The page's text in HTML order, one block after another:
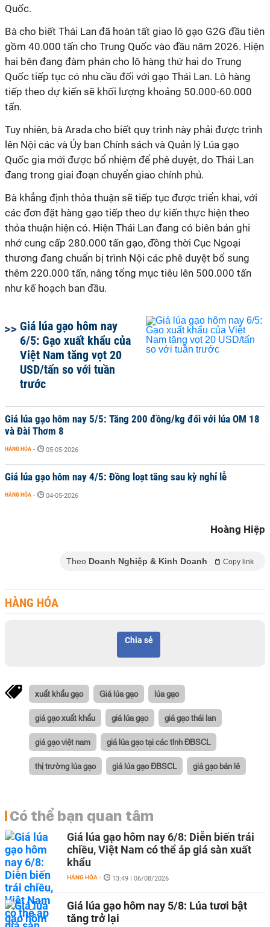
Quốc.
Bà cho biết Thái Lan đã hoàn tất giao lô gạo G2G đầu tiên
gồm 40.000 tấn cho Trung Quốc vào đầu năm 2026. Hiện
hai bên đang đàm phán cho lô hàng thứ hai do Trung
Quốc tiếp tục có nhu cầu đối với gạo Thái Lan. Lô hàng
tiếp theo dự kiến ​​sẽ khối lượng khoảng 50.000-60.000
tấn.
Tuy nhiên, bà Arada cho biết quy trình này phải được trình
lên Nội các và Ủy ban Chính sách và Quản lý Lúa gạo
Quốc gia mới được bổ nhiệm để phê duyệt, do Thái Lan
đang trong giai đoạn chuyển giao chính phủ.
Bà khẳng định thỏa thuận sẽ tiếp tục được triển khai, với
các đơn đặt hàng gạo tiếp theo dự kiến thực hiện theo
thỏa thuận hiện có. Hiện Thái Lan đang có biên bản ghi
nhớ cung cấp 280.000 tấn gạo, đồng thời Cục Ngoại
thương đang chuẩn bị trình Nội các phê duyệt bổ sung
thêm 220.000 tấn, nâng tổng mục tiêu lên 500.000 tấn
như kế hoạch ban đầu.
Giá lúa gạo hôm nay
6/5: Gạo xuất khẩu của
Việt Nam tăng vọt 20
USD/tấn so với tuần
trước
Giá lúa gạo hôm nay 5/5: Tăng 200 đồng/kg đối với lúa OM 18
và Đài Thơm 8
HÀNG HÓA - 05-05-2026
Giá lúa gạo hôm nay 4/5: Đồng loạt tăng sau kỳ nghỉ lễ
HÀNG HÓA - 04-05-2026
Hoàng Hiệp
Theo Doanh Nghiệp & Kinh Doanh Copy link
HÀNG HÓA
Chia sẻ
xuất khẩu gạo Giá lúa gạo lúa gạo
giá gạo xuất khẩu giá lúa gạo giá gạo thái lan
giá gạo việt nam giá lúa gạo tại các tỉnh ĐBSCL
thị trường lúa gạo giá lúa gạo ĐBSCL giá gạo bán lẻ
Có thể bạn quan tâm
Giá lúa gạo hôm nay 6/8: Diễn biến trái
chiều, Việt Nam có thể áp giá sàn xuất
khẩu
HÀNG HÓA - 13:49 | 06/08/2026
Giá lúa gạo hôm nay 5/8: Lúa tươi bật
tăng trở lại